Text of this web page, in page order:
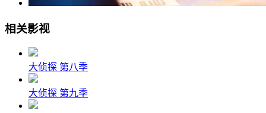
相关影视
大侦探 第八季
大侦探 第九季